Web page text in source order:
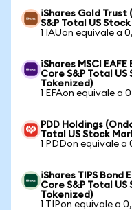
iShares Gold Trust
S&P Total US
1 IAUon equivale a
iShares MSCI
Core S&P Total
Tokenized)
1 EFAon equivale a
PDD Holdings
Total US Stock
1 PDDon equivale a
iShares TIPS Bond
Core S&P Total
Tokenized)
1 TIPon equivale a